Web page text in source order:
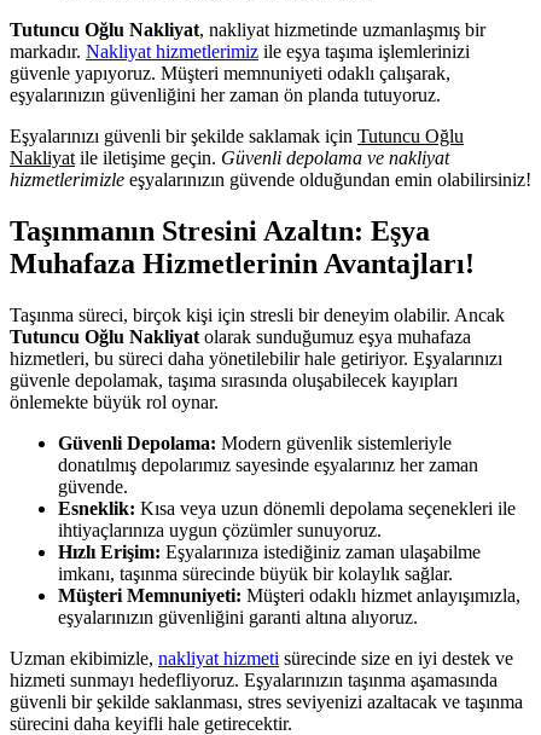
Tutuncu Oğlu Nakliyat, nakliyat hizmetinde uzmanlaşmış bir
markadır. Nakliyat hizmetlerimiz ile eşya taşıma işlemlerinizi
güvenle yapıyoruz. Müşteri memnuniyeti odaklı çalışarak,
eşyalarınızın güvenliğini her zaman ön planda tutuyoruz.
Eşyalarınızı güvenli bir şekilde saklamak için Tutuncu Oğlu
Nakliyat ile iletişime geçin. Güvenli depolama ve nakliyat
hizmetlerimizle eşyalarınızın güvende olduğundan emin olabilirsiniz!
Taşınmanın Stresini Azaltın: Eşya
Muhafaza Hizmetlerinin Avantajları!
Taşınma süreci, birçok kişi için stresli bir deneyim olabilir. Ancak
Tutuncu Oğlu Nakliyat olarak sunduğumuz eşya muhafaza
hizmetleri, bu süreci daha yönetilebilir hale getiriyor. Eşyalarınızı
güvenle depolamak, taşıma sırasında oluşabilecek kayıpları
önlemekte büyük rol oynar.
Güvenli Depolama: Modern güvenlik sistemleriyle
donatılmış depolarımız sayesinde eşyalarınız her zaman
güvende.
Esneklik: Kısa veya uzun dönemli depolama seçenekleri ile
ihtiyaçlarınıza uygun çözümler sunuyoruz.
Hızlı Erişim: Eşyalarınıza istediğiniz zaman ulaşabilme
imkanı, taşınma sürecinde büyük bir kolaylık sağlar.
Müşteri Memnuniyeti: Müşteri odaklı hizmet anlayışımızla,
eşyalarınızın güvenliğini garanti altına alıyoruz.
Uzman ekibimizle, nakliyat hizmeti sürecinde size en iyi destek ve
hizmeti sunmayı hedefliyoruz. Eşyalarınızın taşınma aşamasında
güvenli bir şekilde saklanması, stres seviyenizi azaltacak ve taşınma
sürecini daha keyifli hale getirecektir.